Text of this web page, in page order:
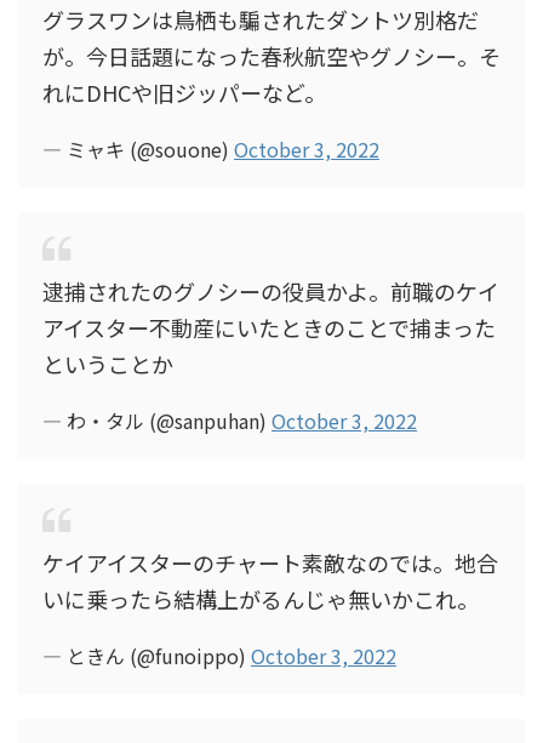
グラスワンは鳥栖も騙されたダントツ別格だ
が。今日話題になった春秋航空やグノシー。そ
れにDHCや旧ジッパーなど。
— ミャキ (@souone) October 3, 2022
逮捕されたのグノシーの役員かよ。前職のケイ
アイスター不動産にいたときのことで捕まった
ということか
— わ・タル (@sanpuhan) October 3, 2022
ケイアイスターのチャート素敵なのでは。地合
いに乗ったら結構上がるんじゃ無いかこれ。
— ときん (@funoippo) October 3, 2022